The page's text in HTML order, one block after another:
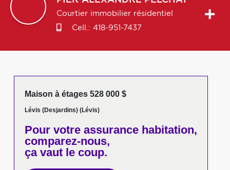
Courtier immobilier résidentiel
Cell.: 418-951-7437
Maison à étages 528 000 $
Lévis (Desjardins) (Lévis)
Pour votreassurance habitation,
comparez-nous,
ça vaut le coup.